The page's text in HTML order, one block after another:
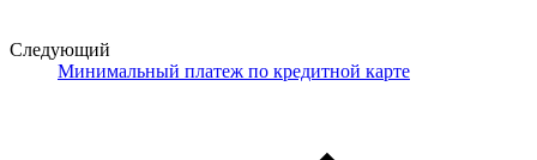
Следующий
Минимальный платеж по кредитной карте